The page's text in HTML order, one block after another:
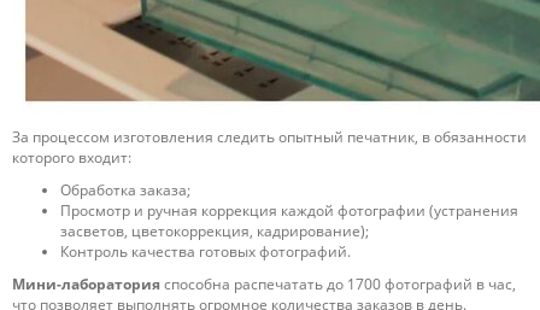
За процессом изготовления следить опытный печатник, в обязанности
которого входит:
Обработка заказа;
Просмотр и ручная коррекция каждой фотографии (устранения
засветов, цветокоррекция, кадрирование);
Контроль качества готовых фотографий.
Мини-лабораторияспособна распечатать до 1700 фотографий в час,
что позволяет выполнять огромное количества заказов в день.